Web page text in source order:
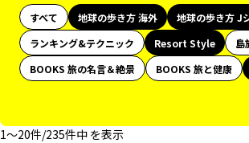
すべて 地球の歩き方 海外 地球の歩き方 J
ランキング&テクニック
Resort Style 島
BOOKS 旅の名言＆絶景
BOOKS 旅と健康
1〜20件/235件中 を表示